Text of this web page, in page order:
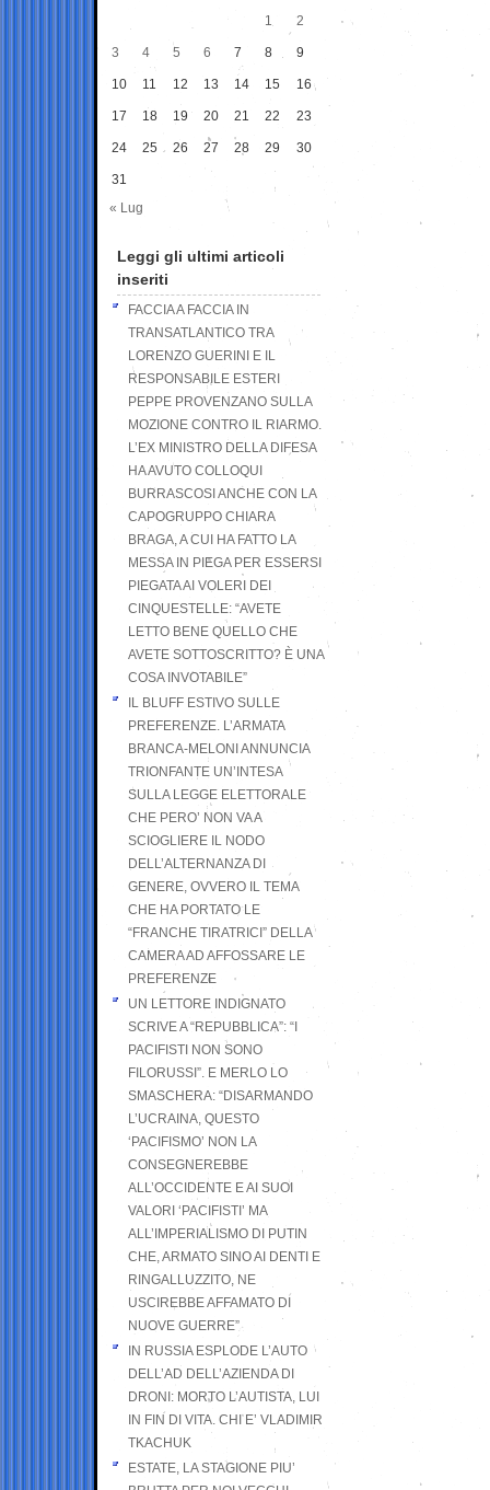
1
2
3 4 5 6 7 8 9
10 11 12 13 14 15 16
17 18 19 20 21 22 23
24 25 26 27 28 29 30
31
« Lug
Leggi gli ultimi articoli
inseriti
FACCIA A FACCIA IN
TRANSATLANTICO TRA
LORENZO GUERINI E IL
RESPONSABILE ESTERI
PEPPE PROVENZANO SULLA
MOZIONE CONTRO IL RIARMO.
L’EX MINISTRO DELLA DIFESA
HA AVUTO COLLOQUI
BURRASCOSI ANCHE CON LA
CAPOGRUPPO CHIARA
BRAGA, A CUI HA FATTO LA
MESSA IN PIEGA PER ESSERSI
PIEGATA AI VOLERI DEI
CINQUESTELLE: “AVETE
LETTO BENE QUELLO CHE
AVETE SOTTOSCRITTO? È UNA
COSA INVOTABILE”
IL BLUFF ESTIVO SULLE
PREFERENZE. L’ARMATA
BRANCA-MELONI ANNUNCIA
TRIONFANTE UN’INTESA
SULLA LEGGE ELETTORALE
CHE PERO’ NON VA A
SCIOGLIERE IL NODO
DELL’ALTERNANZA DI
GENERE, OVVERO IL TEMA
CHE HA PORTATO LE
“FRANCHE TIRATRICI” DELLA
CAMERA AD AFFOSSARE LE
PREFERENZE
UN LETTORE INDIGNATO
SCRIVE A “REPUBBLICA”: “I
PACIFISTI NON SONO
FILORUSSI”. E MERLO LO
SMASCHERA: “DISARMANDO
L’UCRAINA, QUESTO
‘PACIFISMO’ NON LA
CONSEGNEREBBE
ALL’OCCIDENTE E AI SUOI
VALORI ‘PACIFISTI’ MA
ALL’IMPERIALISMO DI PUTIN
CHE, ARMATO SINO AI DENTI E
RINGALLUZZITO, NE
USCIREBBE AFFAMATO DI
NUOVE GUERRE”
IN RUSSIA ESPLODE L’AUTO
DELL’AD DELL’AZIENDA DI
DRONI: MORTO L’AUTISTA, LUI
IN FIN DI VITA. CHI E’ VLADIMIR
TKACHUK
ESTATE, LA STAGIONE PIU’